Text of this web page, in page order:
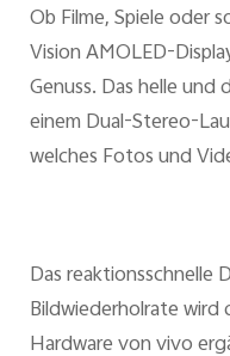
Ob Filme, Spiele oder
Vision AMOLED-
Genuss. Das helle und
einem Dual-Stereo-
welches Fotos und
Das reaktionsschnelle
Bildwiederholrate
Hardware von vivo